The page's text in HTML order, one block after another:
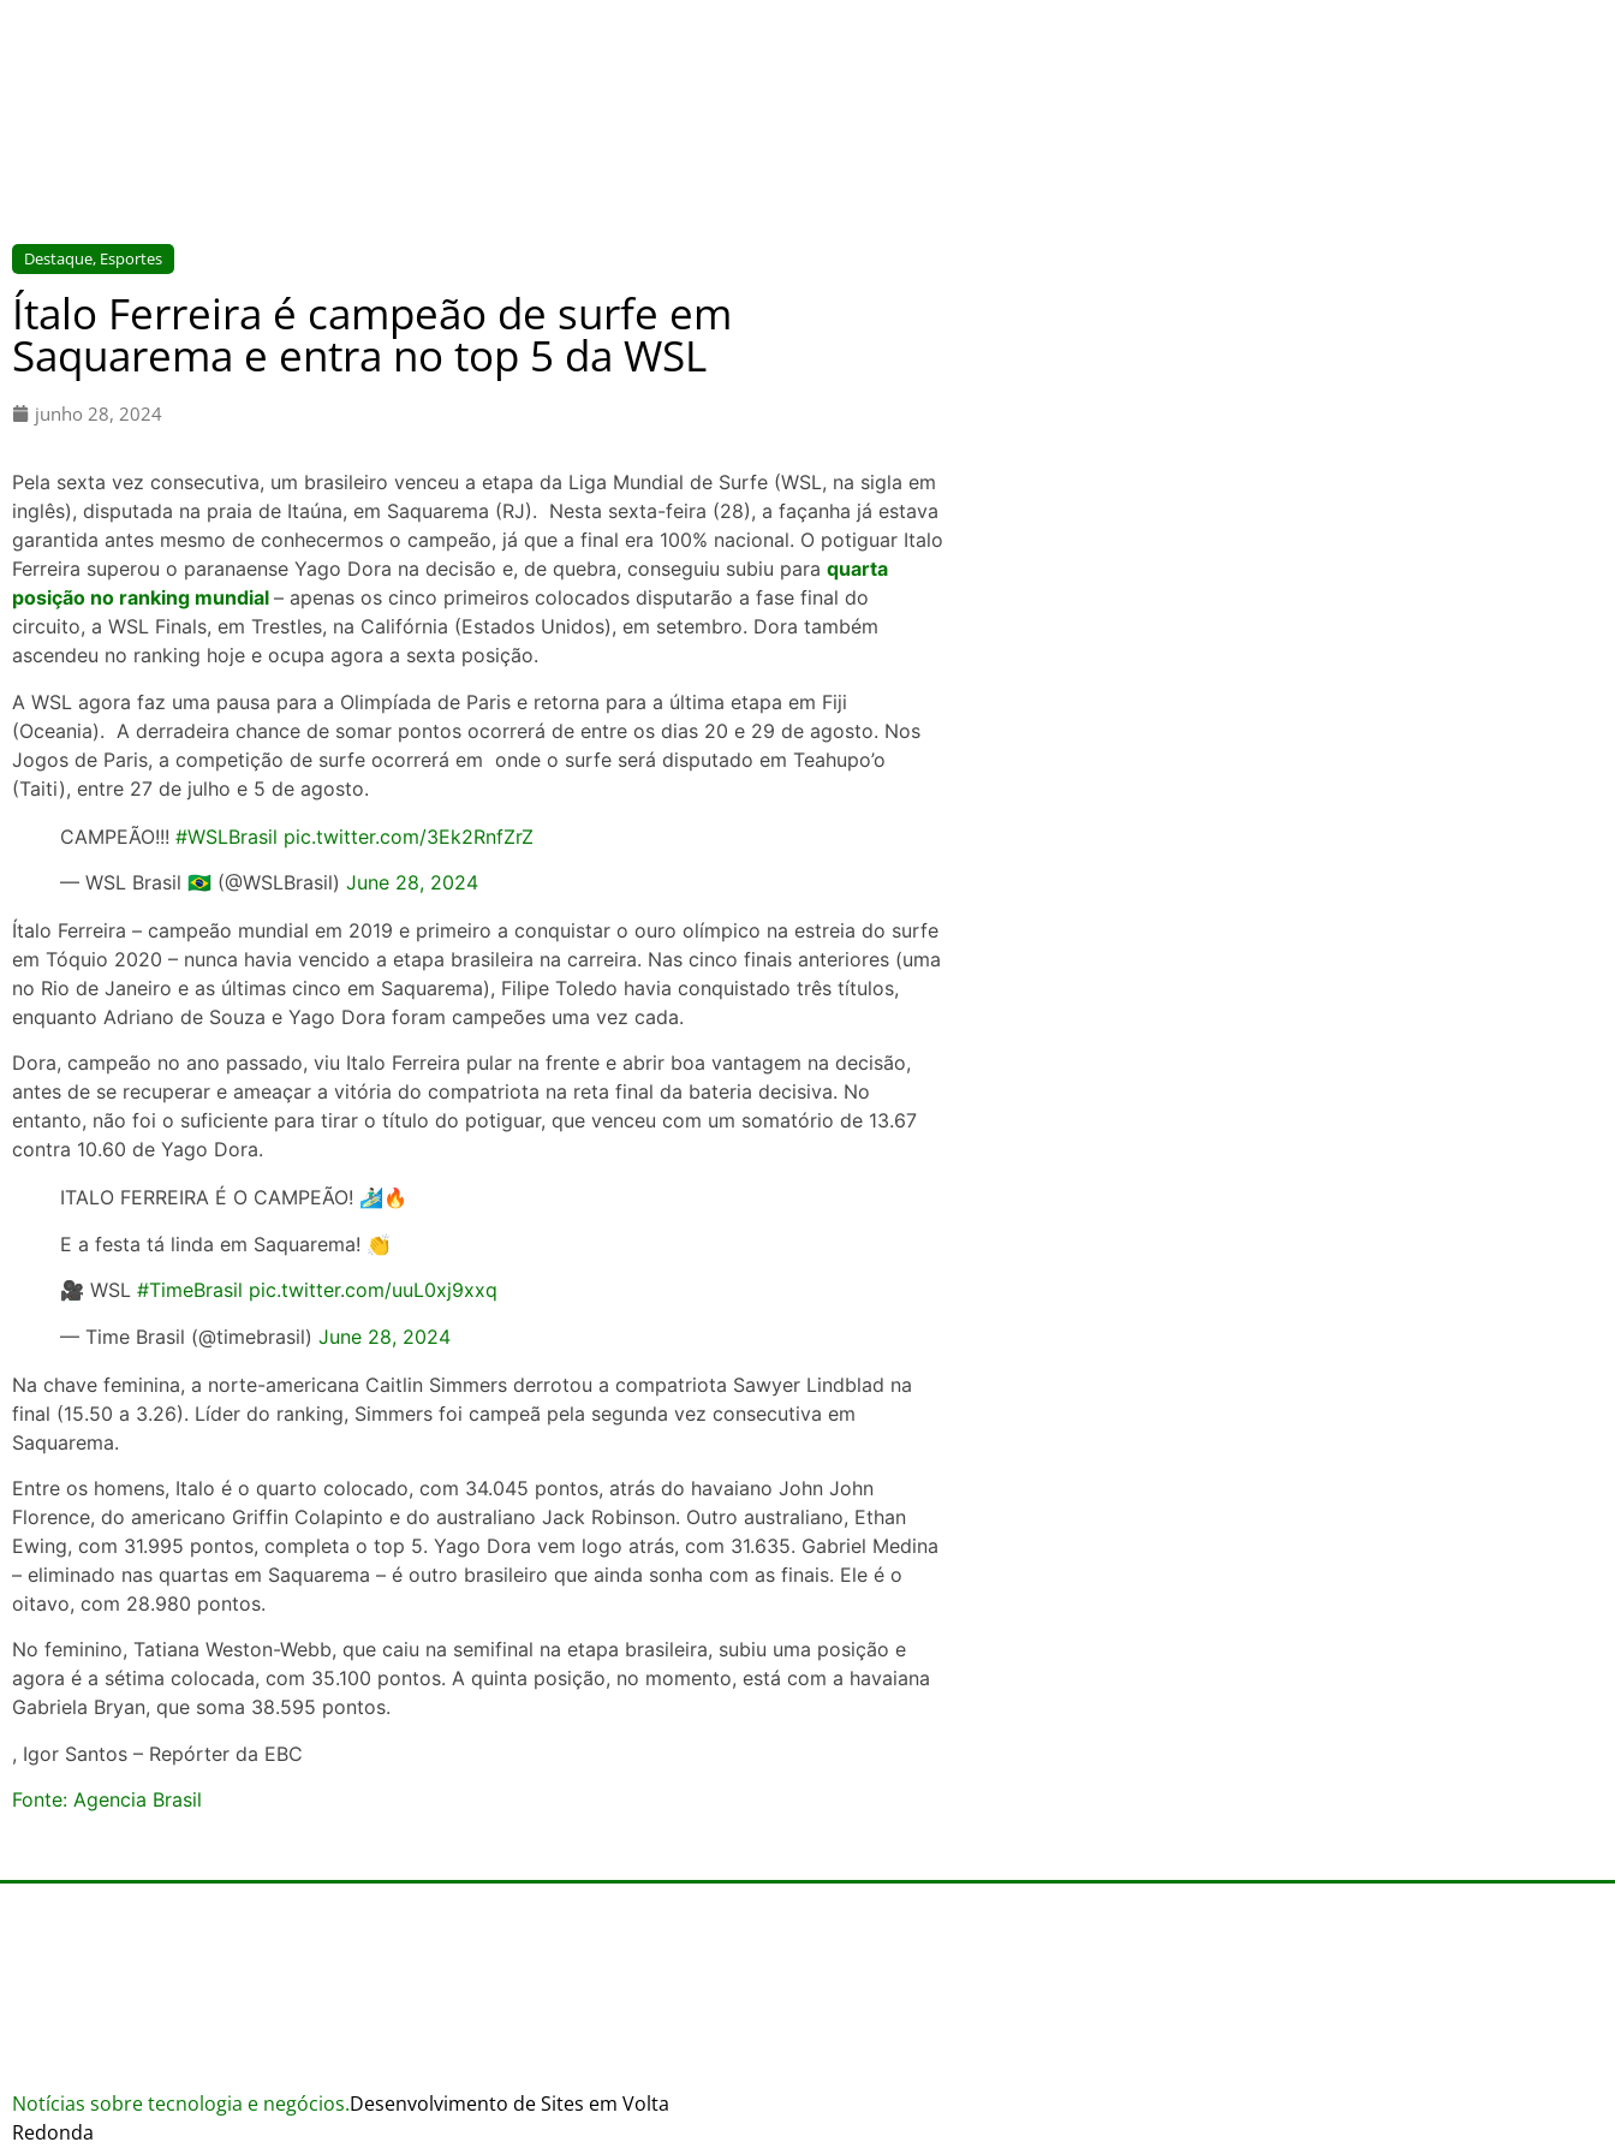
Destaque, Esportes
Ítalo Ferreira é campeão de surfe em
Saquarema e entra no top 5 da WSL
junho 28, 2024
Pela sexta vez consecutiva, um brasileiro venceu a etapa da Liga Mundial de Surfe (WSL, na sigla em
inglês), disputada na praia de Itaúna, em Saquarema (RJ). Nesta sexta-feira (28), a façanha já estava
garantida antes mesmo de conhecermos o campeão, já que a final era 100% nacional. O potiguar Italo
Ferreira superou o paranaense Yago Dora na decisão e, de quebra, conseguiu subiu para quarta
posição no ranking mundial – apenas os cinco primeiros colocados disputarão a fase final do
circuito, a WSL Finals, em Trestles, na Califórnia (Estados Unidos), em setembro. Dora também
ascendeu no ranking hoje e ocupa agora a sexta posição.
A WSL agora faz uma pausa para a Olimpíada de Paris e retorna para a última etapa em Fiji
(Oceania). A derradeira chance de somar pontos ocorrerá de entre os dias 20 e 29 de agosto. Nos
Jogos de Paris, a competição de surfe ocorrerá em onde o surfe será disputado em Teahupo’o
(Taiti), entre 27 de julho e 5 de agosto.
CAMPEÃO!!! #WSLBrasil pic.twitter.com/3Ek2RnfZrZ
— WSL Brasil 🇧🇷 (@WSLBrasil) June 28, 2024
Ítalo Ferreira – campeão mundial em 2019 e primeiro a conquistar o ouro olímpico na estreia do surfe
em Tóquio 2020 – nunca havia vencido a etapa brasileira na carreira. Nas cinco finais anteriores (uma
no Rio de Janeiro e as últimas cinco em Saquarema), Filipe Toledo havia conquistado três títulos,
enquanto Adriano de Souza e Yago Dora foram campeões uma vez cada.
Dora, campeão no ano passado, viu Italo Ferreira pular na frente e abrir boa vantagem na decisão,
antes de se recuperar e ameaçar a vitória do compatriota na reta final da bateria decisiva. No
entanto, não foi o suficiente para tirar o título do potiguar, que venceu com um somatório de 13.67
contra 10.60 de Yago Dora.
ITALO FERREIRA É O CAMPEÃO! 🏄🏻‍♂️🔥
E a festa tá linda em Saquarema! 👏
🎥 WSL #TimeBrasil pic.twitter.com/uuL0xj9xxq
— Time Brasil (@timebrasil) June 28, 2024
Na chave feminina, a norte-americana Caitlin Simmers derrotou a compatriota Sawyer Lindblad na
final (15.50 a 3.26). Líder do ranking, Simmers foi campeã pela segunda vez consecutiva em
Saquarema.
Entre os homens, Italo é o quarto colocado, com 34.045 pontos, atrás do havaiano John John
Florence, do americano Griffin Colapinto e do australiano Jack Robinson. Outro australiano, Ethan
Ewing, com 31.995 pontos, completa o top 5. Yago Dora vem logo atrás, com 31.635. Gabriel Medina
– eliminado nas quartas em Saquarema – é outro brasileiro que ainda sonha com as finais. Ele é o
oitavo, com 28.980 pontos.
No feminino, Tatiana Weston-Webb, que caiu na semifinal na etapa brasileira, subiu uma posição e
agora é a sétima colocada, com 35.100 pontos. A quinta posição, no momento, está com a havaiana
Gabriela Bryan, que soma 38.595 pontos.
, Igor Santos – Repórter da EBC
Fonte: Agencia Brasil
Notícias sobre tecnologia e negócios.Desenvolvimento de Sites em Volta
Redonda